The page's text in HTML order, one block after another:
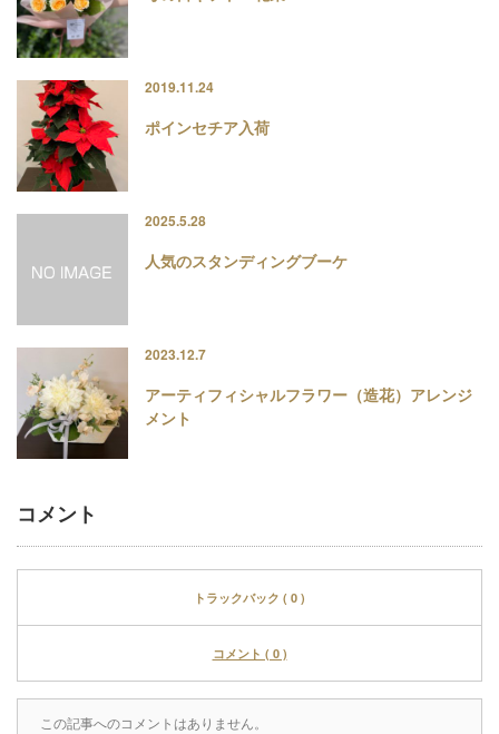
2019.11.24
ポインセチア入荷
2025.5.28
人気のスタンディングブーケ
2023.12.7
アーティフィシャルフラワー（造花）アレンジ
メント
コメント
トラックバック ( 0 )
コメント ( 0 )
この記事へのコメントはありません。